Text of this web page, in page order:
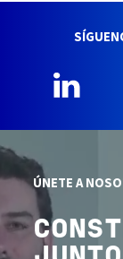
ÚNETE A